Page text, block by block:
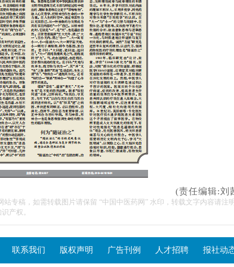
(责任编辑:刘
专稿，如需转载图片请保留 “中国中医药网” 水印，转载文字内容请注明
产权。
联系我们 版权声明 广告刊例 人才招聘 报社动